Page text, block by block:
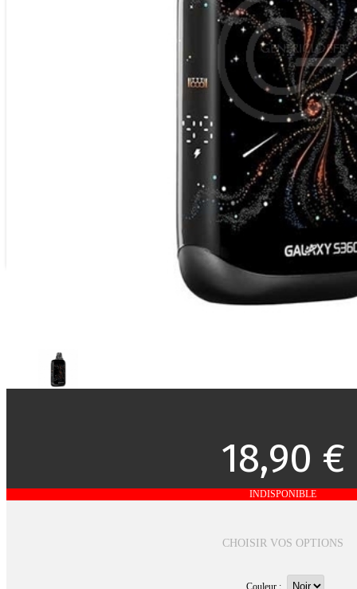
18,90 €
INDISPONIBLE
CHOISIR VOS OPTIONS
Couleur :